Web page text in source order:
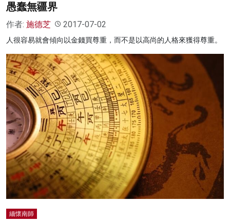
愚蠢無疆界
作者: 施德芝 2017-07-02
人很容易就會傾向以金錢買尊重，而不是以高尚的人格來獲得尊重。
緬懷南師